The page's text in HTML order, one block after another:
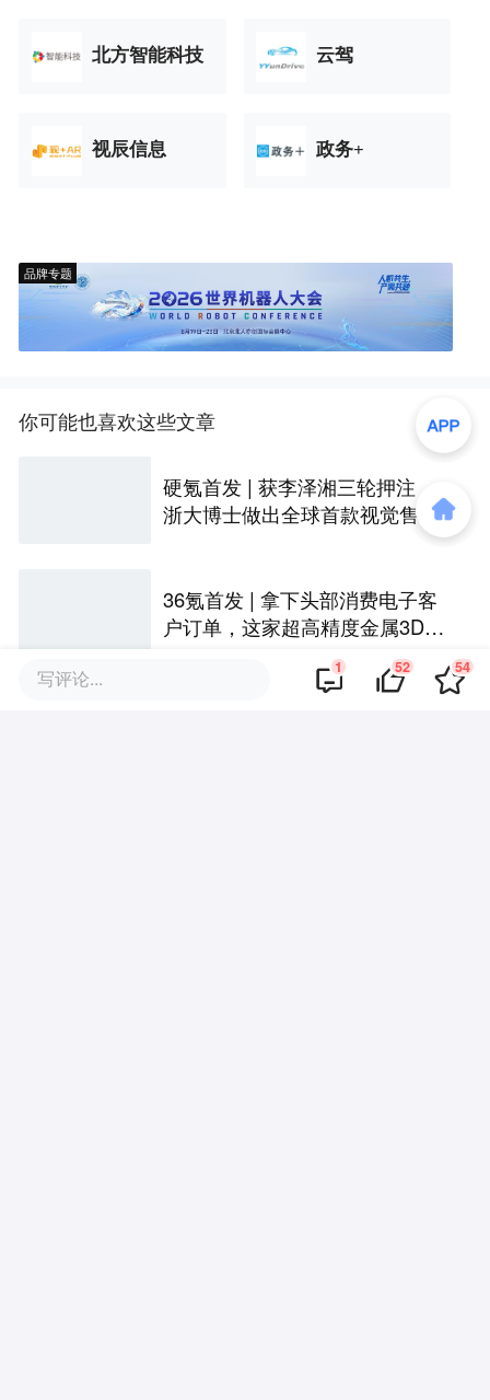
北方智能科技 云驾
视辰信息 政务+
品牌专题
你可能也喜欢这些文章
硬氪首发 | 获李泽湘三轮押注，
浙大博士做出全球首款视觉售后
36氪首发 | 拿下头部消费电子客
户订单，这家超高精度金属3D打
印公司完成Pre-A轮融资
写评论... 1 52 54